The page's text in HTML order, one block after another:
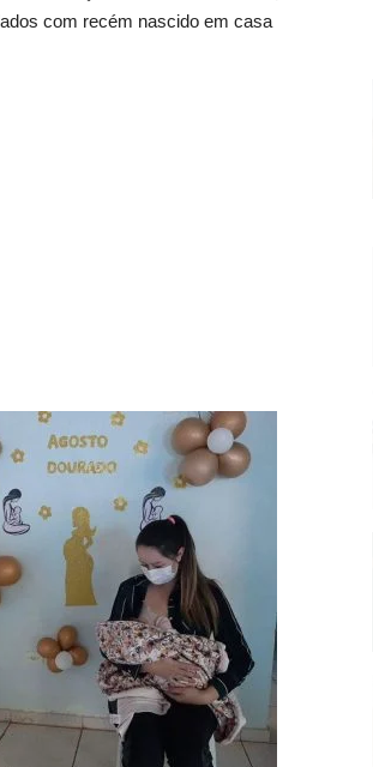
com recém nascido em casa